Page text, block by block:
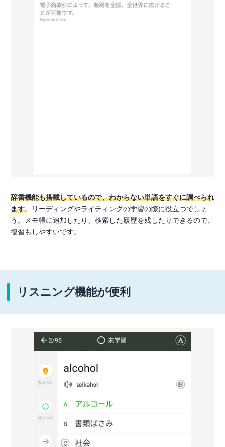
辞書機能も搭載しているので、わからない単語をすぐに調べられ
ます。リーディングやライティングの学習の際に役立つでしょ
う。メモ帳に追加したり、検索した履歴を残したりできるので、
復習もしやすいです。
リスニング機能が便利